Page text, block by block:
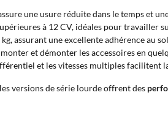
une usure réduite dans le temps et
à 12 CV, idéales pour travailler
assurant une excellente adhérence au
et démonter les accessoires en
et les vitesses multiples facilitent
versions de série lourde offrent des